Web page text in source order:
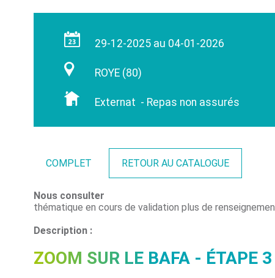
29-12-2025 au 04-01-2026
ROYE (80)
Externat - Repas non assurés
COMPLET RETOUR AU CATALOGUE
Nous consulter
thématique en cours de validation plus de
Description :
ZOOM SUR LE BAFA - ÉTAPE 3